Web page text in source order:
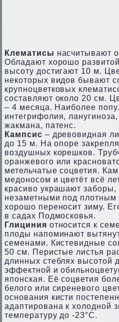
Клематисы насчитывают
Обладают хорошо
высоту достигают 10 м.
некоторых видов бывают
крупноцветковых
составляют около 20 см.
– 4 месяца. Наиболее
интегрифолия,
жакмана, патенс.
Кампсис – древовидная
до 15 м. На опоре
воздушных корешков.
оранжевого или
метельчатые соцветия.
медоносом и цветёт всё
красиво украшают заборы,
незаметными под плотным
хорошо переносит зиму.
в садах Подмосковья.
Глициния относится к
плоды напоминают
семенами. Кистевидные
50 см. Перистые листья
длинных стеблях высотой
эффектной и
японская. Её соцветия
белого или сиреневого
основания кисти
адаптирована к холодной
температуру до -23°C.